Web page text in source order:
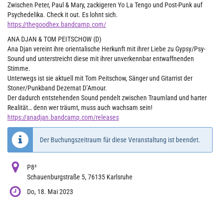
Zwischen Peter, Paul & Mary, zackigeren Yo La Tengo und Post-Punk auf
Psychedelika. Check it out. Es lohnt sich.
https://thegoodhex.bandcamp.com/
ANA DJAN & TOM PEITSCHOW (D)
Ana Djan vereint ihre orientalische Herkunft mit ihrer Liebe zu Gypsy/Psy-
Sound und unterstreicht diese mit ihrer unverkennbar entwaffnenden
Stimme.
Unterwegs ist sie aktuell mit Tom Peitschow, Sänger und Gitarrist der
Stoner/Punkband Dezernat D’Amour.
Der dadurch entstehenden Sound pendelt zwischen Traumland und harter
Realität… denn wer träumt, muss auch wachsam sein!
https://anadjan.bandcamp.com/releases
Der Buchungszeitraum für diese Veranstaltung ist beendet.
P8²
Schauenburgstraße 5, 76135 Karlsruhe
Do, 18. Mai 2023